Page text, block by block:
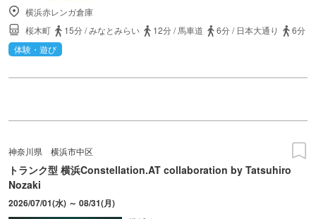
横浜赤レンガ倉庫
桜木町
15分/みなとみらい 12分/馬車道 6分/ 日本大通り
6分
体験・遊び
神奈川県 横浜市中区
トランク型 横浜Constellation.AT collaboration by Tatsuhiro
Nozaki
2026/07/01(水) ～ 08/31(月)